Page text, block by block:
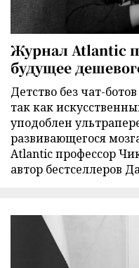
Журнал Atlantic
будущее
Детство без чат-
так как
уподоблен
развивающегося
Atlantic профессор
автор бестселлеров